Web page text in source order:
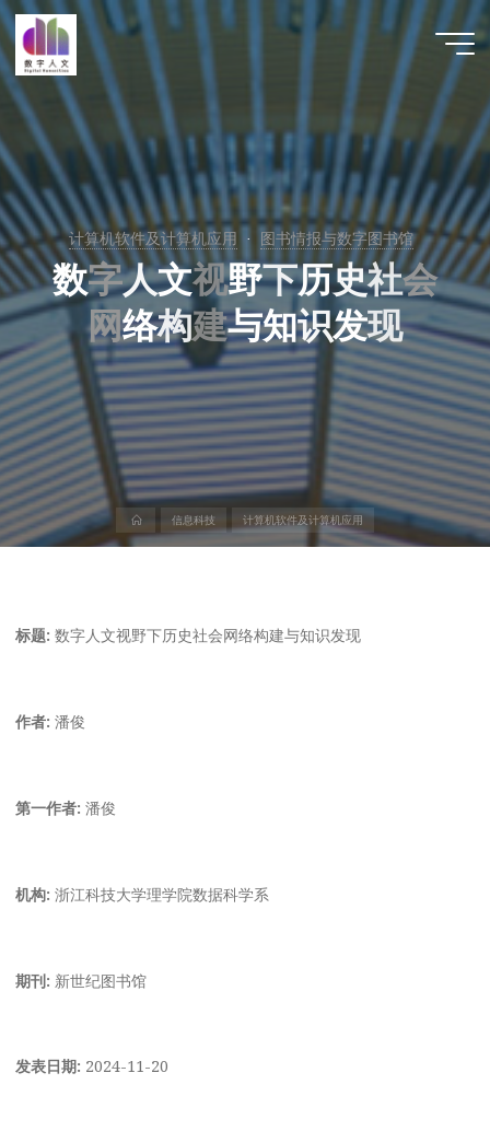
跳
至
内
容
数字人
文 |
DHCN
计算机软件及计算机应用 图书情报与数字图书馆
数字人文视野下历史社会
网络构建与知识发现
页
信息科技 计算机软件及计算机应用
标题: 数字人文视野下历史社会网络构建与知识发现
作者: 潘俊
第一作者: 潘俊
机构: 浙江科技大学理学院数据科学系
期刊: 新世纪图书馆
发表日期: 2024-11-20